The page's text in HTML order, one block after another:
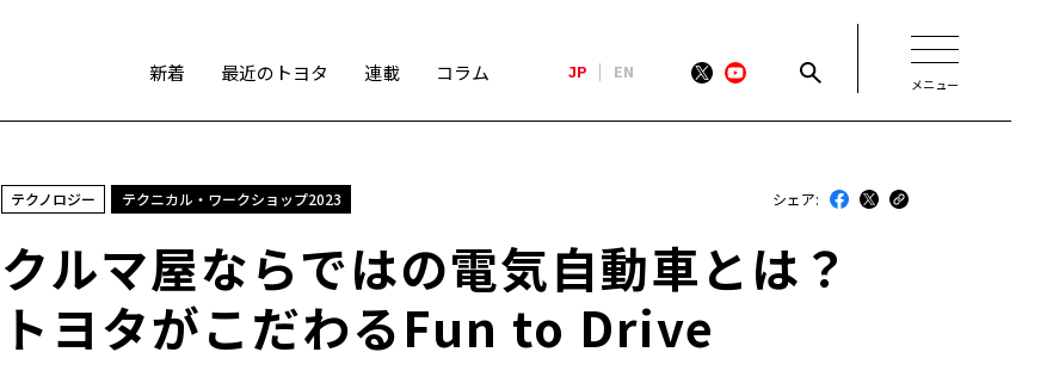
新着 最近のトヨタ 連載 コラム JP EN
メニュー
スポーツ
WRC TOYOTA GAZOO Racing
最近のトヨタ
テクノロジー テクニカル・ワークショップ2023 シェア:
クルマ屋ならではの電気自動車とは？
トヨタがこだわるFun to Drive